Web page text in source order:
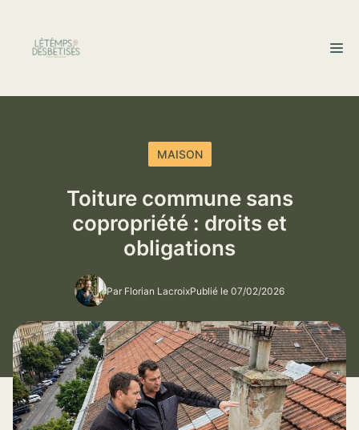
contenu
MAISON
Toiture commune sans
copropriété : droits et
obligations
Par Florian LacroixPublié le 07/02/2026